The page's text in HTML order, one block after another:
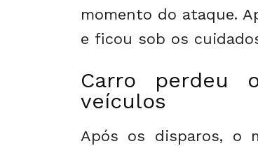
momento do ataque.
e ficou sob os
Carro perdeu
veículos
Após os disparos, o